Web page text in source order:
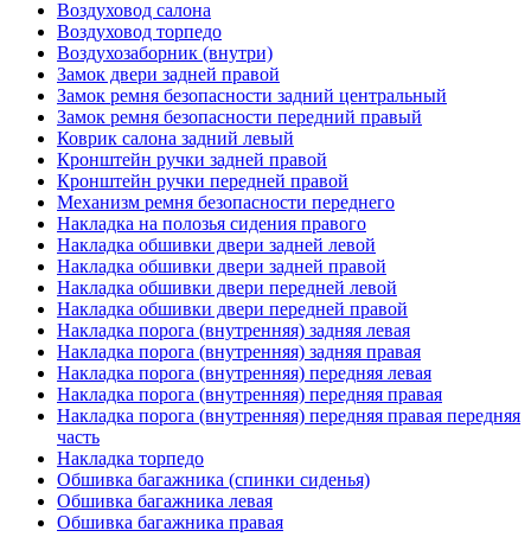
Воздуховод салона
Воздуховод торпедо
Воздухозаборник (внутри)
Замок двери задней правой
Замок ремня безопасности задний центральный
Замок ремня безопасности передний правый
Коврик салона задний левый
Кронштейн ручки задней правой
Кронштейн ручки передней правой
Механизм ремня безопасности переднего
Накладка на полозья сидения правого
Накладка обшивки двери задней левой
Накладка обшивки двери задней правой
Накладка обшивки двери передней левой
Накладка обшивки двери передней правой
Накладка порога (внутренняя) задняя левая
Накладка порога (внутренняя) задняя правая
Накладка порога (внутренняя) передняя левая
Накладка порога (внутренняя) передняя правая
Накладка порога (внутренняя) передняя правая передняя
часть
Накладка торпедо
Обшивка багажника (спинки сиденья)
Обшивка багажника левая
Обшивка багажника правая